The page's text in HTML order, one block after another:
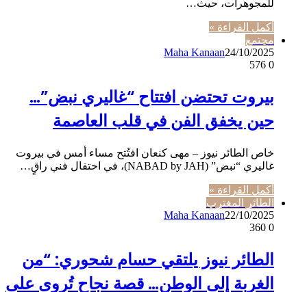
للمجوهرات، حيث…
أكمل القراءة »
مجتمع
Maha Kanaan24/10/2025
0
بيروت تحتضن افتتاح “غاليري نبض”…
حين يخفق الفن في قلب العاصمة
خاص الطائر نيوز – مهى كنعان افتُتح مساء أمس في بيروت
غاليري “نبض” (NABAD by JAH)، في احتفال فني راقٍ…
أكمل القراءة »
الطائر المغترب
Maha Kanaan22/10/2025
0
الطائر نيوز يلتقي حسام شحوري: “من
الغربة إلى الوطن… قصة نجاح تُروى على